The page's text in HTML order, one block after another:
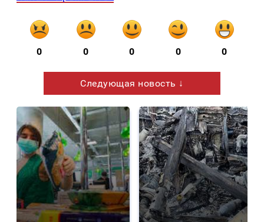
0 0 0 0 0
Следующая новость ↓